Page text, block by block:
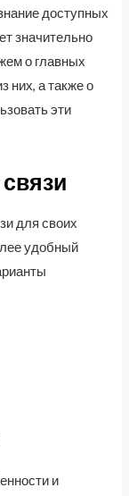
доступных
значительно
о главных
них, а также о
эти
для своих
удобный
и